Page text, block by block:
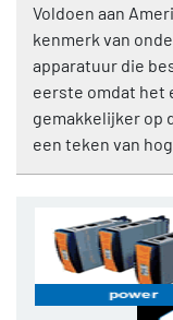
Voldoen aan
kenmerk van
apparatuur die
eerste omdat het
gemakkelijker op
een teken van